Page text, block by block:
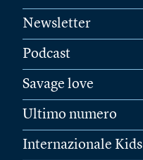
Newsletter
Podcast
Savage love
Ultimo numero
Internazionale Kids